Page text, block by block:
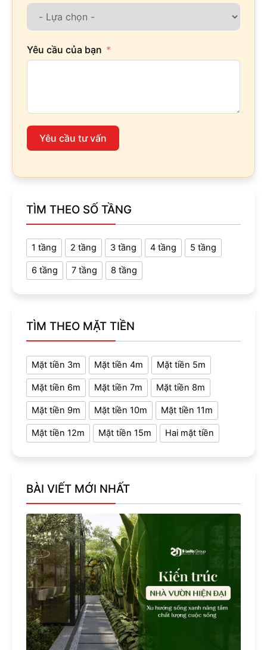
Yêu cầu của bạn
Yêu cầu tư vấn
TÌM THEO SỐ TẦNG
1 tầng 2 tầng 3 tầng 4 tầng 5 tầng
6 tầng 7 tầng 8 tầng
TÌM THEO MẶT TIỀN
Mặt tiền 3m Mặt tiền 4m Mặt tiền 5m
Mặt tiền 6m Mặt tiền 7m Mặt tiền 8m
Mặt tiền 9m Mặt tiền 10m Mặt tiền 11m
Mặt tiền 12m Mặt tiền 15m Hai mặt tiền
BÀI VIẾT MỚI NHẤT